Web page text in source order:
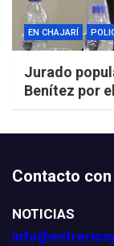
EN CHAJARÍ
Jurado
Benítez por
Contacto
NOTICIAS